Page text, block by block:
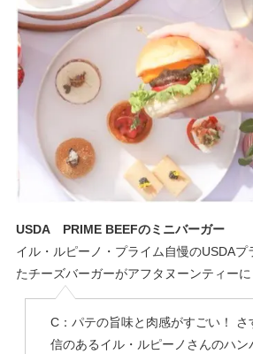
USDA PRIME BEEFのミニバーガー
イル・ルピーノ・プライム自慢のUSDAプ
たチーズバーガーがアフタヌーンティーに
C：パテの旨味と肉感がすごい！ さ
信のあるイル・ルピーノさんのハン